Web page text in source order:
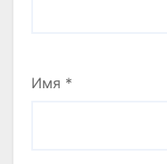
Имя *